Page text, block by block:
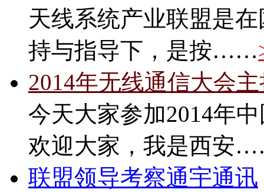
天线系统产业联盟是
持与指导下，是按……
2014年无线通信大会
今天大家参加2014年
欢迎大家，我是西安
联盟领导考察通宇通讯